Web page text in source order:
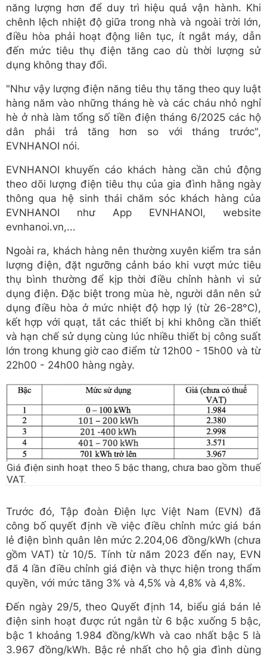
năng lượng hơn để duy trì hiệu quả vận hành. Khi
chênh lệch nhiệt độ giữa trong nhà và ngoài trời lớn,
điều hòa phải hoạt động liên tục, ít ngắt máy, dẫn
đến mức tiêu thụ điện tăng cao dù thời lượng sử
dụng không thay đổi.
"Như vậy lượng điện năng tiêu thụ tăng theo quy luật
hàng năm vào những tháng hè và các cháu nhỏ nghỉ
hè ở nhà làm tổng số tiền điện tháng 6/2025 các hộ
dân phải trả tăng hơn so với tháng trước",
EVNHANOI nói.
EVNHANOI khuyến cáo khách hàng cần chủ động
theo dõi lượng điện tiêu thụ của gia đình hằng ngày
thông qua hệ sinh thái chăm sóc khách hàng của
EVNHANOI như App EVNHANOI, website
evnhanoi.vn,...
Ngoài ra, khách hàng nên thường xuyên kiểm tra sản
lượng điện, đặt ngưỡng cảnh báo khi vượt mức tiêu
thụ bình thường để kịp thời điều chỉnh hành vi sử
dụng điện. Đặc biệt trong mùa hè, người dân nên sử
dụng điều hòa ở mức nhiệt độ hợp lý (từ 26-28°C),
kết hợp với quạt, tắt các thiết bị khi không cần thiết
và hạn chế sử dụng cùng lúc nhiều thiết bị công suất
lớn trong khung giờ cao điểm từ 12h00 - 15h00 và từ
22h00 - 24h00 hàng ngày.
Giá điện sinh hoạt theo 5 bậc thang, chưa bao gồm thuế
VAT.
Trước đó, Tập đoàn Điện lực Việt Nam (EVN) đã
công bố quyết định về việc điều chỉnh mức giá bán
lẻ điện bình quân lên mức 2.204,06 đồng/kWh (chưa
gồm VAT) từ 10/5. Tính từ năm 2023 đến nay, EVN
đã 4 lần điều chỉnh giá điện và thực hiện trong thẩm
quyền, với mức tăng 3% và 4,5% và 4,8% và 4,8%.
Đến ngày 29/5, theo Quyết định 14, biểu giá bán lẻ
điện sinh hoạt được rút ngắn từ 6 bậc xuống 5 bậc,
bậc 1 khoảng 1.984 đồng/kWh và cao nhất bậc 5 là
3.967 đồng/kWh. Bậc rẻ nhất cho hộ gia đình dùng